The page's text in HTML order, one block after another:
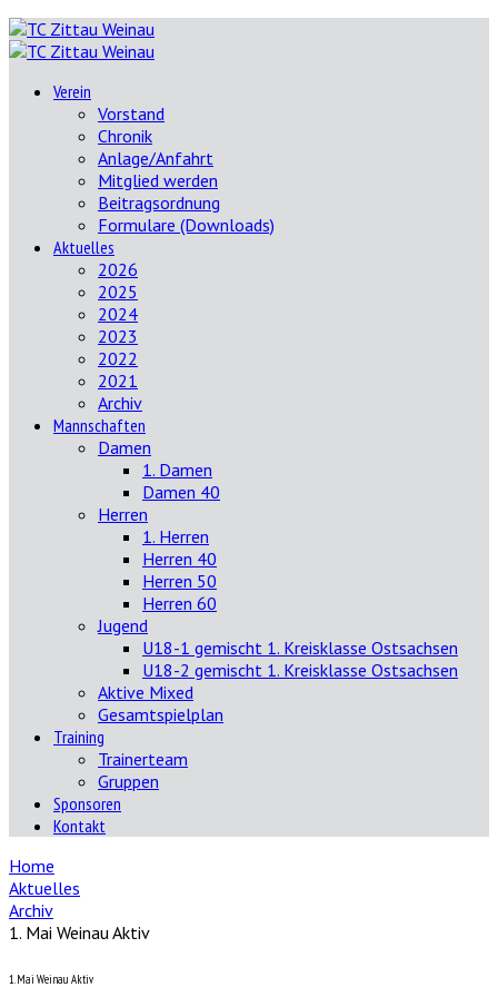
Verein
Vorstand
Chronik
Anlage/Anfahrt
Mitglied werden
Beitragsordnung
Formulare (Downloads)
Aktuelles
2026
2025
2024
2023
2022
2021
Archiv
Mannschaften
Damen
1. Damen
Damen 40
Herren
1. Herren
Herren 40
Herren 50
Herren 60
Jugend
U18-1 gemischt 1. Kreisklasse Ostsachsen
U18-2 gemischt 1. Kreisklasse Ostsachsen
Aktive Mixed
Gesamtspielplan
Training
Trainerteam
Gruppen
Sponsoren
Kontakt
Home
Aktuelles
Archiv
1. Mai Weinau Aktiv
1. Mai Weinau Aktiv